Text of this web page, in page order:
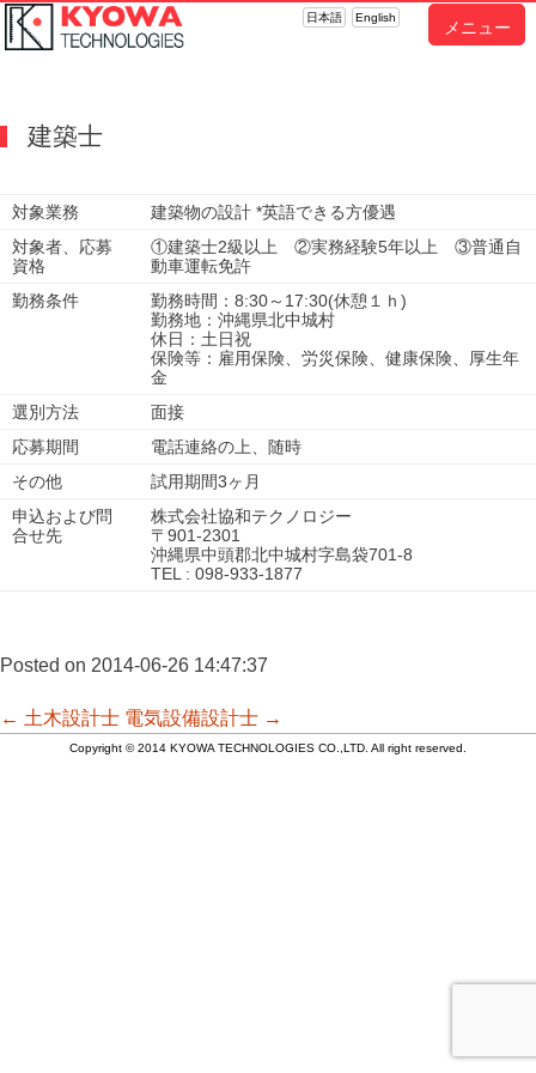
日本語 English
メニュー
建築士
対象業務
建築物の設計 *英語できる方優遇
対象者、応募
資格
①建築士2級以上 ②実務経験5年以上 ③普通自
動車運転免許
勤務条件
勤務時間：8:30～17:30(休憩１ｈ)
勤務地：沖縄県北中城村
休日：土日祝
保険等：雇用保険、労災保険、健康保険、厚生年
金
選別方法
面接
応募期間
電話連絡の上、随時
その他
試用期間3ヶ月
申込および問
合せ先
株式会社協和テクノロジー
〒901-2301
沖縄県中頭郡北中城村字島袋701-8
TEL : 098-933-1877
Posted on 2014-06-26 14:47:37
投
← 土木設計士 電気設備設計士 →
Copyright © 2014 KYOWA TECHNOLOGIES CO.,LTD. All right reserved.